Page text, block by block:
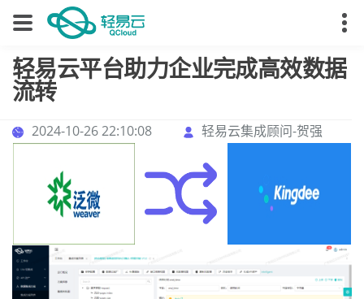
轻易云平台助力企业完成高效数据
流转
2024-10-26 22:10:08 轻易云集成顾问-贺强